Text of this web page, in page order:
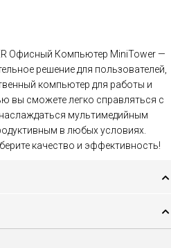
Офисный Компьютер MiniTower —
решение для пользователей,
компьютер для работы и
вы сможете легко справляться с
мультимедийным
в любых условиях.
качество и эффективность!